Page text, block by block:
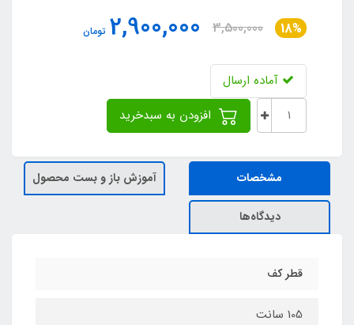
18%
3,500,000
2,900,000 تومان
آماده ارسال
مشخصات آموزش باز و بست محصول
دیدگاه‌ها
قطر کف
105 سانت